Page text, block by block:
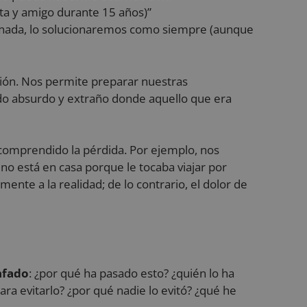
y amigo durante 15 años)”
lo solucionaremos como siempre (aunque
Nos permite preparar nuestras
absurdo y extraño donde aquello que era
la pérdida. Por ejemplo, nos
está en casa porque le tocaba viajar por
a la realidad; de lo contrario, el dolor de
: ¿por qué ha pasado esto? ¿quién lo ha
evitarlo? ¿por qué nadie lo evitó? ¿qué he
del
su interacción
del
y configuraciones
sean
de Google
únicos
identificador de
y se utiliza para
los informes
de la sesión.
la visita actual
incluye detalles
cabo información
publicidad
sitio web.
de las
externos.
Descripción